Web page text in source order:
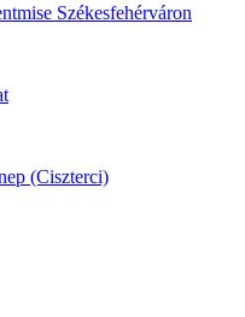
Székesfehérváron
(Ciszterci)